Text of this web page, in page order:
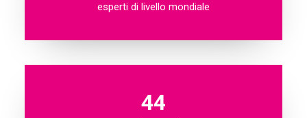
esperti di livello mondiale
44